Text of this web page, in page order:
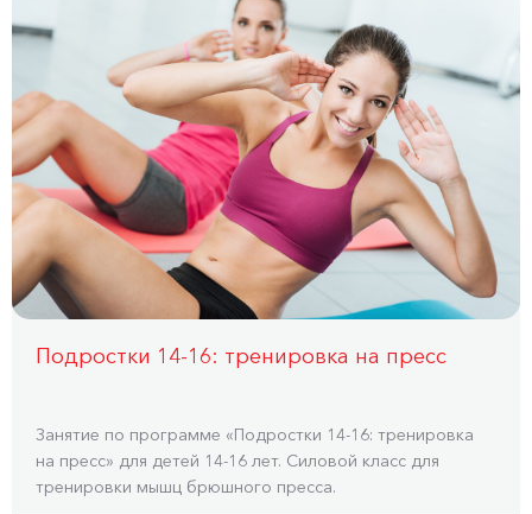
Подростки 14-16: тренировка на пресс
Занятие по программе «Подростки 14-16: тренировка
на пресс» для детей 14-16 лет. Силовой класс для
тренировки мышц брюшного пресса.